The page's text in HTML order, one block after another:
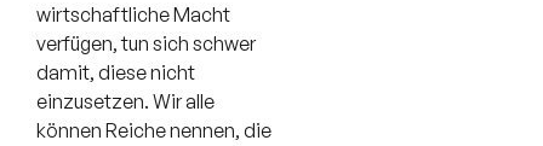
wirtschaftliche Macht
verfügen, tun sich schwer
damit, diese nicht
einzusetzen. Wir alle
können Reiche nennen, die